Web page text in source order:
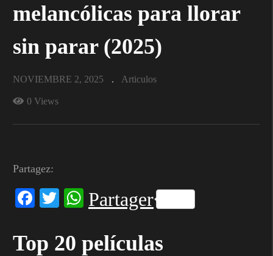
melancólicas para llorar
sin parar (2025)
NOVIEMBRE 2, 2025 Articulos
0 Views
Partagez:
Facebook
Twitter
WhatsApp
Partager
Top 20 películas